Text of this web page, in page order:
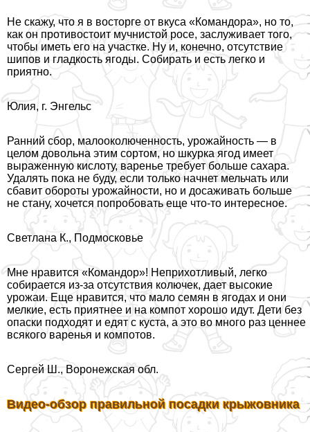
Не скажу, что я в восторге от вкуса «Комaндора», но то,
как он противостоит мучнистой росе, заслуживает того,
чтобы иметь его на участке. Ну и, конечно, отсутствие
шипов и гладкость ягоды. Собирать и есть легко и
приятно.
Юлия, г. Энгельс
Ранний сбор, малооколюченность, урожайность — в
целом довольна этим сортом, но шкурка ягод имеет
выраженную кислоту, варенье требует больше сахара.
Удалять пока не буду, если только начнет мельчать или
сбавит обороты урожайности, но и досаживать больше
не стану, хочется попробовать еще что-то интересное.
Светлана К., Подмосковье
Мне нравится «Комaндор»! Неприхотливый, легко
собирается из-за отсутствия колючек, дает высокие
урожаи. Еще нравится, что мало семян в ягодах и они
мелкие, есть приятнее и на компот хорошо идут. Дети без
опаски подходят и едят с куста, а это во много раз ценнее
всякого варенья и компотов.
Сергeй Ш., Воронежская обл.
Видео-обзор правильной посадки крыжовника